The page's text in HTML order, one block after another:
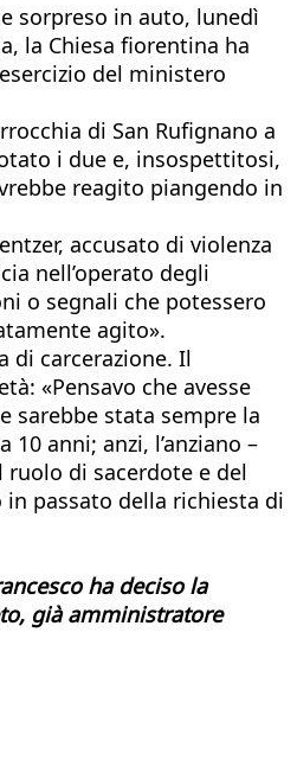
sorpreso in auto, lunedì
la Chiesa fiorentina ha
del ministero
di San Rufignano a
i due e, insospettitosi,
reagito piangendo in
accusato di violenza
nell’operato degli
o segnali che potessero
agito».
di carcerazione. Il
«Pensavo che avesse
sarebbe stata sempre la
anni; anzi, l’anziano –
di sacerdote e del
passato della richiesta di
ha deciso la
già amministratore